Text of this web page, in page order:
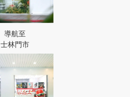
導航至
士林門市